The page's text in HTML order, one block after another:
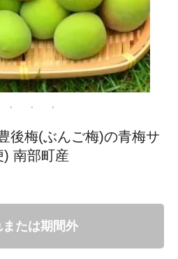
後梅(ぶんご梅)の青梅サ
) 南部町産
または期間外